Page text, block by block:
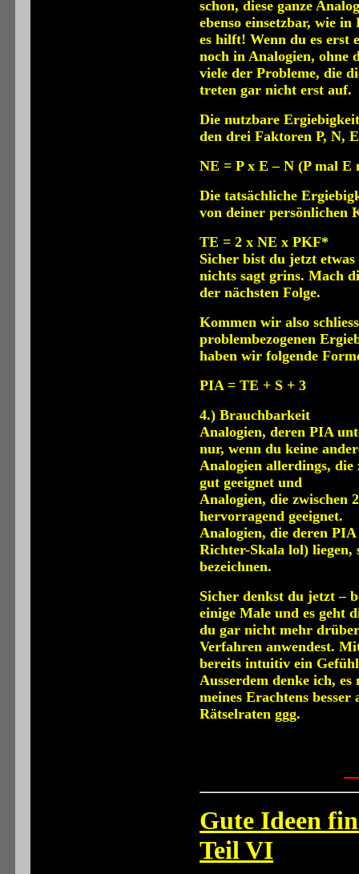
schon, diese ganze
ebenso einsetzbar, wie
es hilft! Wenn du es erst
noch in Analogien, ohne
viele der Probleme, die
treten gar nicht erst auf.
Die nutzbare
den drei Faktoren P, N,
NE = P x E – N (P mal E
Die tatsächliche
von deiner persönlichen
TE = 2 x NE x PKF*
Sicher bist du jetzt
nichts sagt grins. Mach
der nächsten Folge.
Kommen wir also
problembezogenen
haben wir folgende
PIA = TE + S + 3
4.) Brauchbarkeit
Analogien, deren PIA
nur, wenn du keine
Analogien allerdings, die
gut geeignet und
Analogien, die zwischen
hervorragend geeignet.
Analogien, die deren
Richter-Skala lol) liegen,
bezeichnen.
Sicher denkst du jetzt –
einige Male und es geht
du gar nicht mehr
Verfahren anwendest.
bereits intuitiv ein
Ausserdem denke ich,
meines Erachtens
Rätselraten ggg.
Gute Ideen
Teil VI